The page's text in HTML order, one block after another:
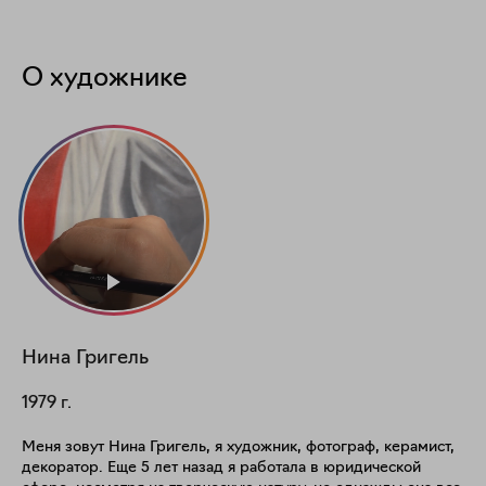
О художнике
Нина Григель
1979 г.
Меня зовут Нина Григель, я художник, фотограф, керамист,
декоратор. Еще 5 лет назад я работала в юридической